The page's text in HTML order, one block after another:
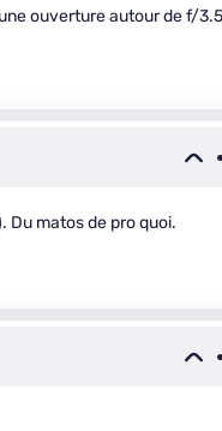
ouverture autour de f/3.5
Du matos de pro quoi.